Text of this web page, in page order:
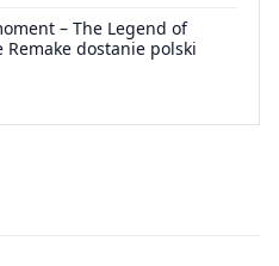
– The Legend of
dostanie polski